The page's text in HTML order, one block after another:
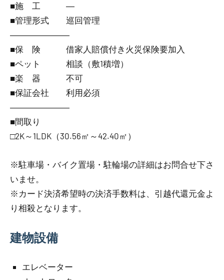
■施 工 ―
■管理形式 巡回管理
―――――――
■保 険 借家人賠償付き火災保険要加入
■ペット 相談（敷1積増）
■楽 器 不可
■保証会社 利用必須
―――――――
■間取り
□2K～1LDK（30.56㎡～42.40㎡）
※駐車場・バイク置場・駐輪場の詳細はお問合せ下さ
いませ。
※カード決済希望時の決済手数料は、引越代還元金よ
り相殺となります。
建物設備
エレベーター